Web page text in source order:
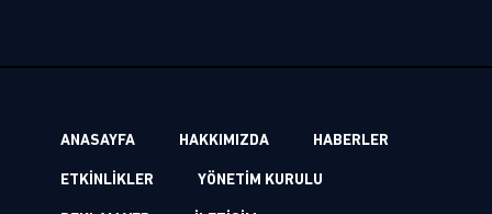
ANASAYFA HAKKIMIZDA HABERLER
ETKİNLİKLER YÖNETİM KURULU